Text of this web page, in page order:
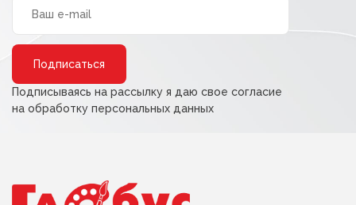
Подписываясь на рассылку я даю свое согласие
на обработку персональных данных